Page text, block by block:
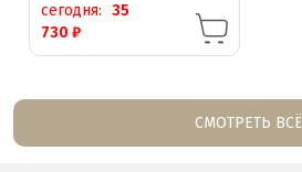
сегодня:
35
730₽
СМОТРЕТЬ ВСЁ